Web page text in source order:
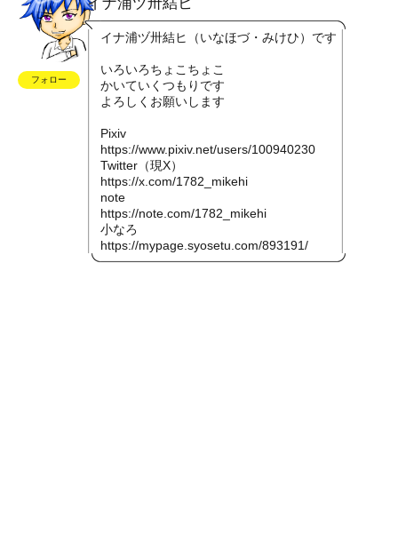
フォロー
イナ浦ヅ卅結ヒ（いなほづ・みけひ）です
いろいろちょこちょこ
かいていくつもりです
よろしくお願いします
Pixiv
https://www.pixiv.net/users/100940230
Twitter（現X）
https://x.com/1782_mikehi
note
https://note.com/1782_mikehi
小なろ
https://mypage.syosetu.com/893191/